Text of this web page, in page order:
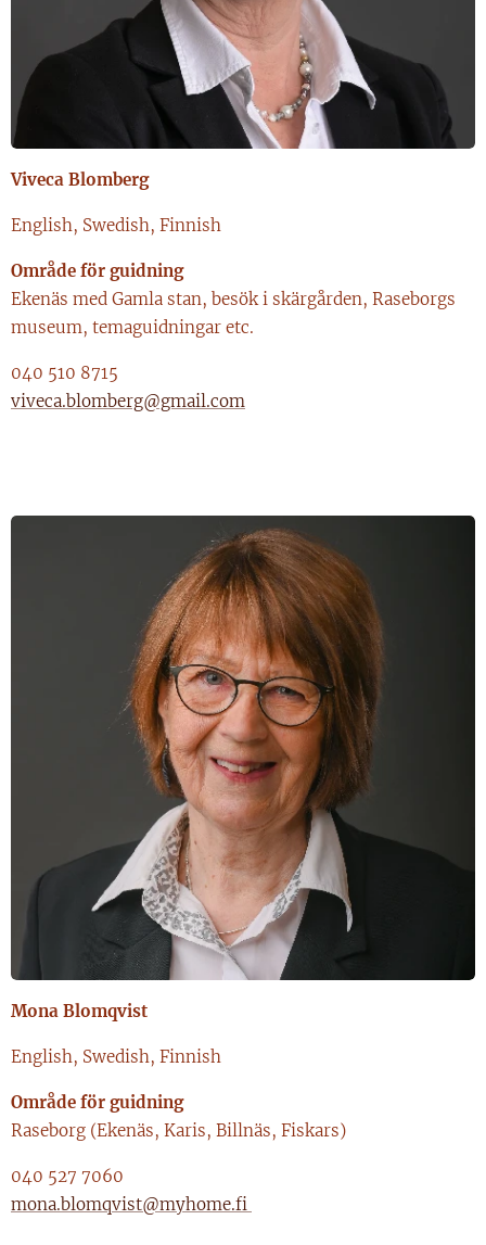
Viveca Blomberg
English, Swedish, Finnish
Område för guidning
Ekenäs med Gamla stan, besök i skärgården, Raseborgs
museum, temaguidningar etc.
040 510 8715
viveca.blomberg@gmail.com
Mona Blomqvist
English, Swedish, Finnish
Område för guidning
Raseborg (Ekenäs, Karis, Billnäs, Fiskars)
040 527 7060
mona.blomqvist@myhome.fi